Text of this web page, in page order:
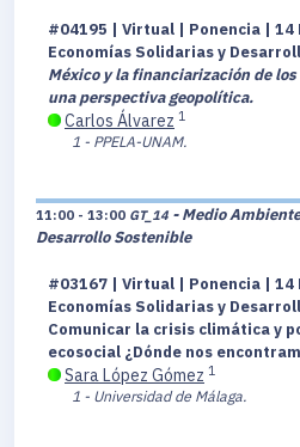
#04195 | Virtual | Ponencia | 14
Economías Solidarias y
México y la financiarización de
una perspectiva geopolítica.
Carlos Álvarez 1
1 - PPELA-UNAM.
11:00 - 13:00 GT_14 - Medio
Desarrollo Sostenible
#03167 | Virtual | Ponencia | 14
Economías Solidarias y
Comunicar la crisis climática y
ecosocial ¿Dónde nos
Sara López Gómez 1
1 - Universidad de Málaga.